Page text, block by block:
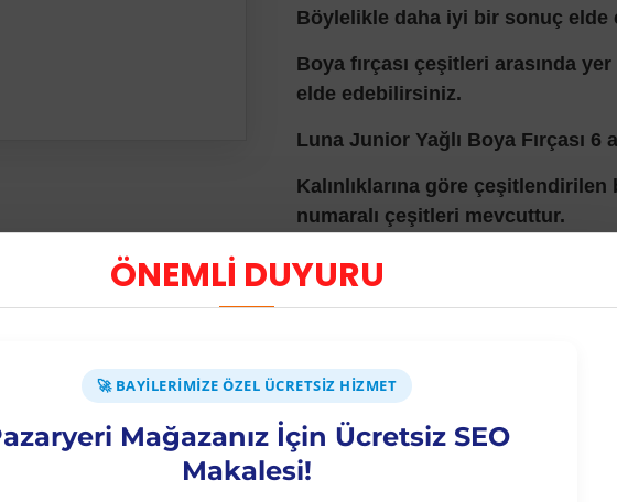
ÖNEMLİ DUYURU
🚀 BAYILERIMIZE ÖZEL ÜCRETSIZ HIZMET
Mağazanız İçin Ücretsiz SEO
Makalesi!
Böylelikle daha iyi bir sonuç elde
Boya fırçası çeşitleri arasında
elde edebilirsiniz.
Luna Junior Yağlı Boya Fırçası
Kalınlıklarına göre çeşitlendirilen
numaralı çeşitleri mevcuttur.
Fırça kılları oldukça sağlam ve
Bu neden ile boya sırasında
Kaliteli ve ergonomik yapısı
Luna JuniorYağlı Boya Fırçası
dikkat edilmesi gereken husus